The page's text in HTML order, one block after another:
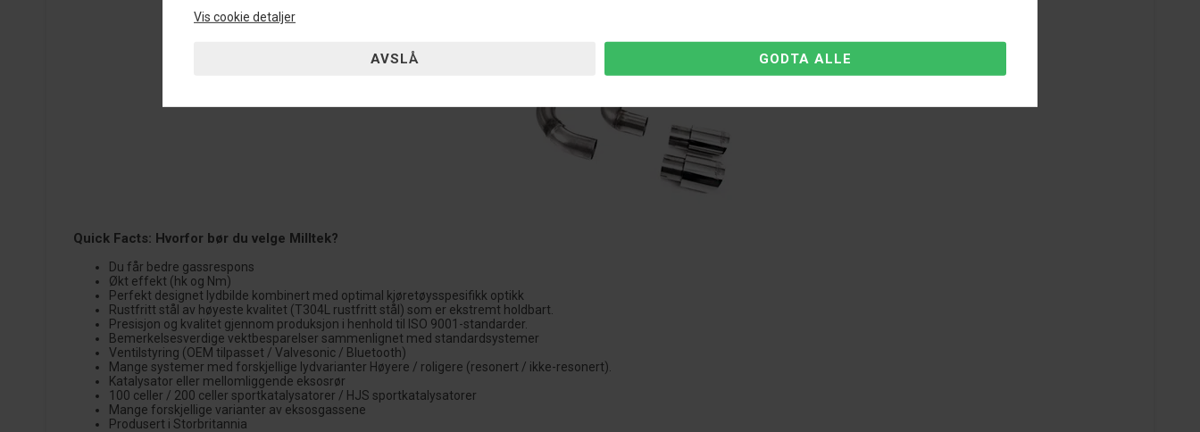
Vis cookie detaljer
Quick Facts: Hvorfor bør du velge Milltek?
Du får bedre gassrespons
Økt effekt (hk og Nm)
Perfekt designet lydbilde kombinert med optimal kjøretøysspesifikk optikk
Rustfritt stål av høyeste kvalitet (T304L rustfritt stål) som er ekstremt holdbart.
Presisjon og kvalitet gjennom produksjon i henhold til ISO 9001-standarder.
Bemerkelsesverdige vektbesparelser sammenlignet med standardsystemer
Ventilstyring (OEM tilpasset / Valvesonic / Bluetooth)
Mange systemer med forskjellige lydvarianter Høyere / roligere (resonert / ikke-resonert).
Katalysator eller mellomliggende eksosrør
100 celler / 200 celler sportkatalysatorer / HJS sportkatalysatorer
Mange forskjellige varianter av eksosgassene
Produsert i Storbritannia